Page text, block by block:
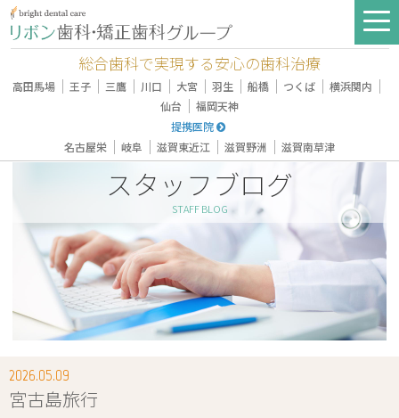
総合歯科で実現する安心の歯科治療
高田馬場 ｜ 王子 ｜ 三鷹 ｜ 川口 ｜ 大宮 ｜ 羽生 ｜ 船橋 ｜ つくば ｜ 横浜関内 ｜
仙台 ｜ 福岡天神
提携医院
名古屋栄 ｜ 岐阜 ｜ 滋賀東近江 ｜ 滋賀野洲 ｜ 滋賀南草津
スタッフブログ
STAFF BLOG
2026.05.09
宮古島旅行